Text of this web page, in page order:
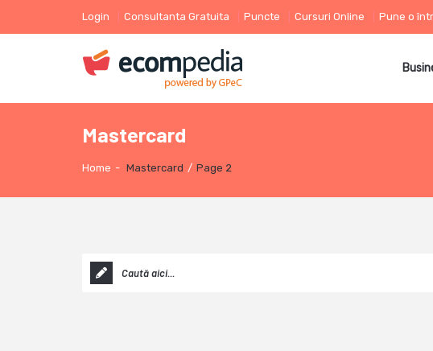
Login Consultanta Gratuita Puncte Cursuri Online Pune o
Mastercard
Home - Mastercard / Page 2